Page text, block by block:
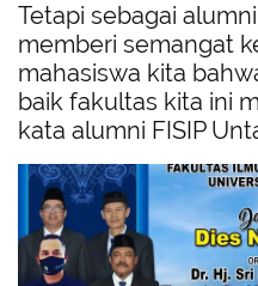
Tetapi sebagai
memberi semangat
mahasiswa kita
baik fakultas kita ini
kata alumni FISIP